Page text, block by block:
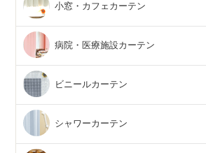
小窓・カフェカーテン
病院・医療施設カーテン
ビニールカーテン
シャワーカーテン